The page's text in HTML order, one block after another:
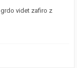
videt zafiro z